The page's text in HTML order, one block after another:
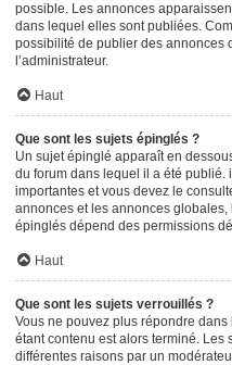
possible. Les annonces
dans lequel elles sont publiées.
possibilité de publier des annonces
l’administrateur.
Haut
Que sont les sujets épinglés ?
Un sujet épinglé apparaît en
du forum dans lequel il a été
importantes et vous devez le
annonces et les annonces
épinglés dépend des permissions
Haut
Que sont les sujets verrouillés ?
Vous ne pouvez plus répondre
étant contenu est alors terminé.
différentes raisons par un